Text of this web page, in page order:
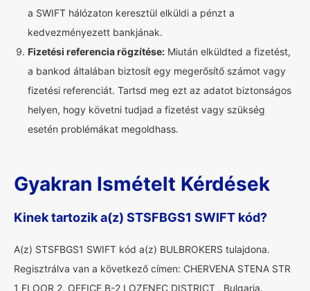
a SWIFT hálózaton keresztül elküldi a pénzt a
kedvezményezett bankjának.
Fizetési referencia rögzítése: Miután elküldted a fizetést,
a bankod általában biztosít egy megerősítő számot vagy
fizetési referenciát. Tartsd meg ezt az adatot biztonságos
helyen, hogy követni tudjad a fizetést vagy szükség
esetén problémákat megoldhass.
Gyakran Ismételt Kérdések
Kinek tartozik a(z) STSFBGS1 SWIFT kód?
A(z) STSFBGS1 SWIFT kód a(z) BULBROKERS tulajdona.
Regisztrálva van a következő címen: CHERVENA STENA STR
1 FLOOR 2, OFFICE B-2 LOZENEC DISTRICT , Bulgaria.